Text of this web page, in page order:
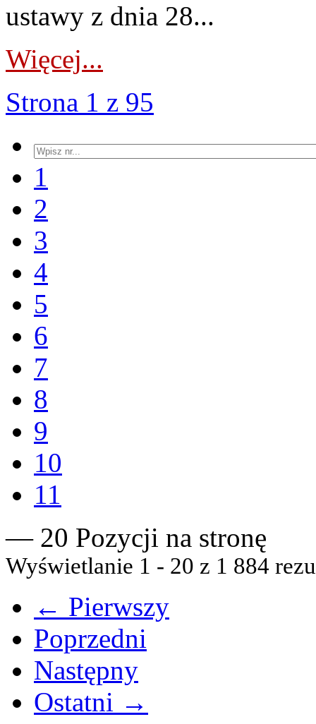
ustawy z dnia 28...
Więcej...
Strona 1 z 95
1
2
3
4
5
6
7
8
9
10
11
— 20 Pozycji na stronę
Wyświetlanie 1 - 20 z 1 884
← Pierwszy
Poprzedni
Następny
Ostatni →